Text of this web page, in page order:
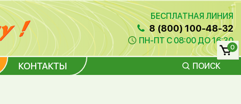
БЕСПЛАТНАЯ ЛИНИЯ
8 (800) 100-48-32
ПН-ПТ С 08:00 ДО 16:30
КОНТАКТЫ ПОИСК
0